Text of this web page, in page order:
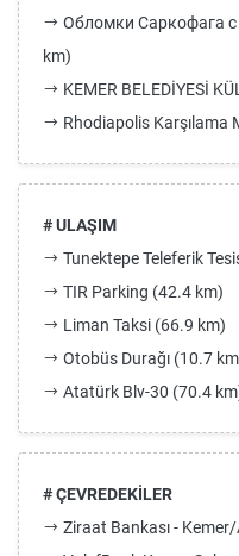
Обломки Саркофага
km)
KEMER BELEDİYESİ
Rhodiapolis Karşılama
# ULAŞIM
Tunektepe Teleferik
TIR Parking (42.4 km)
Liman Taksi (66.9 km)
Otobüs Durağı (10.7
Atatürk Blv-30 (70.4
# ÇEVREDEKİLER
Ziraat Bankası -